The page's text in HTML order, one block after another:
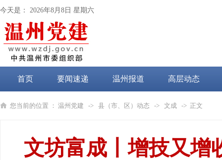
今天是： 2026年8月8日 星期六
首页 要闻速递 温州报道 高层动态
党纪学习教育
您当前的位置 ： 温州党建 -> 县（市、区）动态 -> 文成 -> 正文
文坊富成丨增技又增